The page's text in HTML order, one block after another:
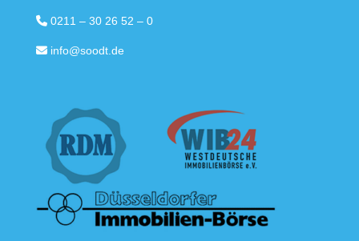
0211 – 30 26 52 – 0
info@soodt.de